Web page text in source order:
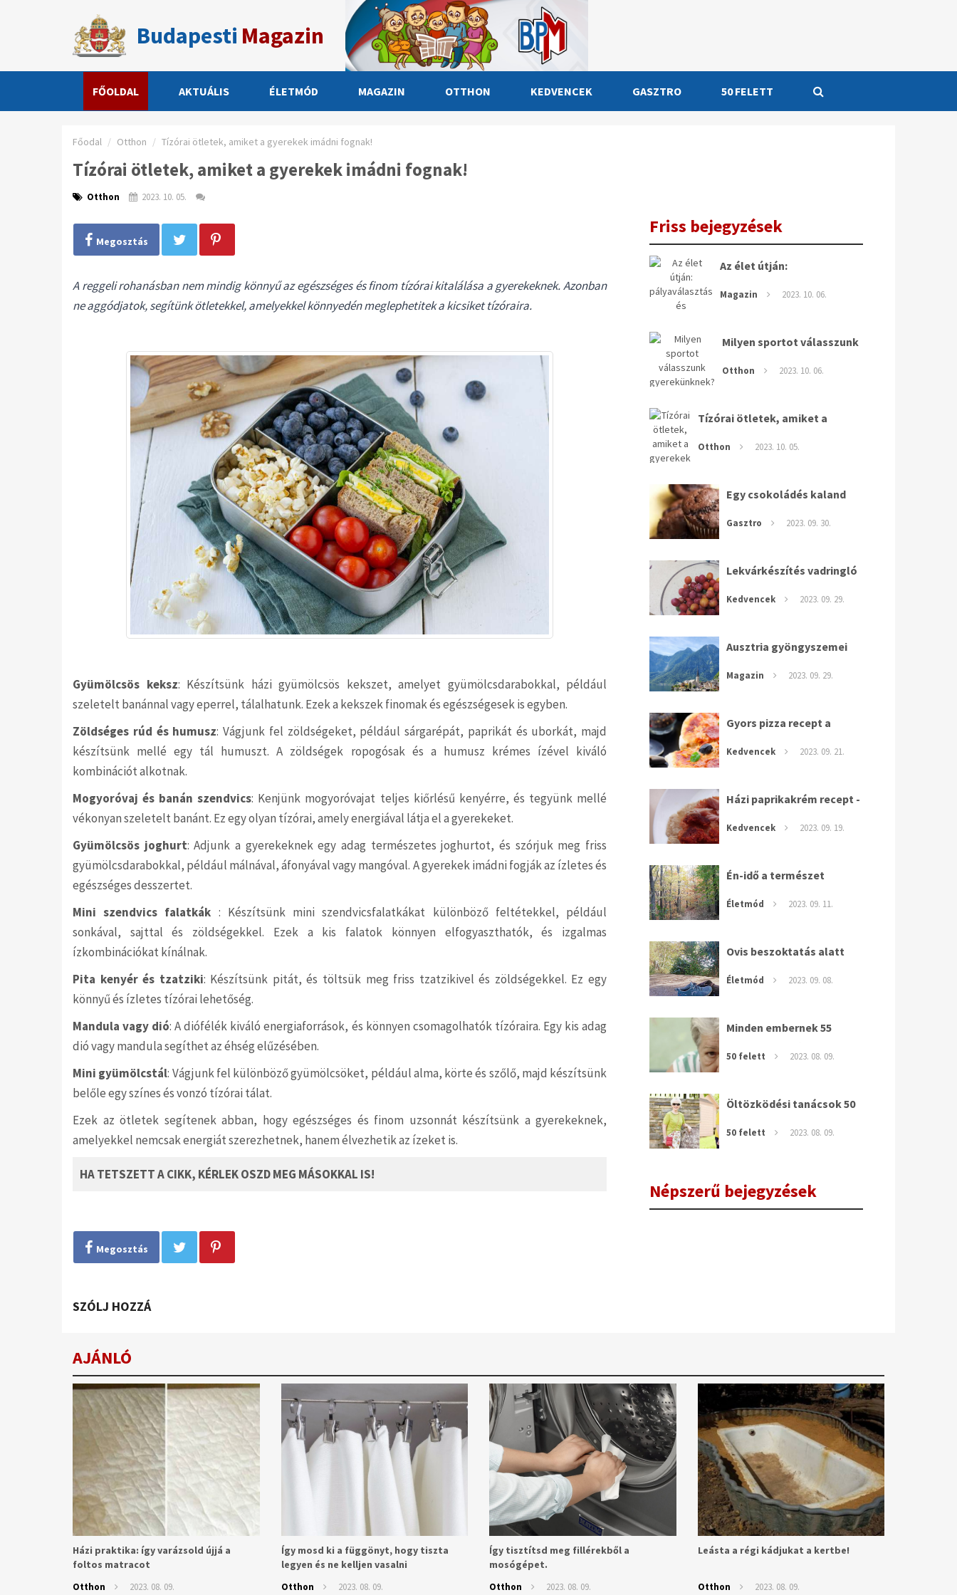
Budapesti Magazin
FŐOLDAL AKTUÁLIS ÉLETMÓD MAGAZIN OTTHON KEDVENCEK GASZTRO 50 FELETT
Főodal Otthon Tízórai ötletek, amiket a gyerekek imádni fognak!
Tízórai ötletek, amiket a gyerekek imádni fognak!
Otthon 2023. 10. 05.
Megosztás
A reggeli rohanásban nem mindig könnyű az egészséges és finom tízórai kitalálása a gyerekeknek. Azonban
ne aggódjatok, segítünk ötletekkel, amelyekkel könnyedén meglephetitek a kicsiket tízóraira.
Gyümölcsös keksz: Készítsünk házi gyümölcsös kekszet, amelyet gyümölcsdarabokkal, például
szeletelt banánnal vagy eperrel, tálalhatunk. Ezek a kekszek finomak és egészségesek is egyben.
Zöldséges rúd és humusz: Vágjunk fel zöldségeket, például sárgarépát, paprikát és uborkát, majd
készítsünk mellé egy tál humuszt. A zöldségek ropogósak és a humusz krémes ízével kiváló
kombinációt alkotnak.
Mogyoróvaj és banán szendvics: Kenjünk mogyoróvajat teljes kiőrlésű kenyérre, és tegyünk mellé
vékonyan szeletelt banánt. Ez egy olyan tízórai, amely energiával látja el a gyerekeket.
Gyümölcsös joghurt: Adjunk a gyerekeknek egy adag természetes joghurtot, és szórjuk meg friss
gyümölcsdarabokkal, például málnával, áfonyával vagy mangóval. A gyerekek imádni fogják az ízletes és
egészséges desszertet.
Mini szendvics falatkák : Készítsünk mini szendvicsfalatkákat különböző feltétekkel, például
sonkával, sajttal és zöldségekkel. Ezek a kis falatok könnyen elfogyaszthatók, és izgalmas
ízkombinációkat kínálnak.
Pita kenyér és tzatziki: Készítsünk pitát, és töltsük meg friss tzatzikivel és zöldségekkel. Ez egy
könnyű és ízletes tízórai lehetőség.
Mandula vagy dió: A diófélék kiváló energiaforrások, és könnyen csomagolhatók tízóraira. Egy kis adag
dió vagy mandula segíthet az éhség elűzésében.
Mini gyümölcstál: Vágjunk fel különböző gyümölcsöket, például alma, körte és szőlő, majd készítsünk
belőle egy színes és vonzó tízórai tálat.
Ezek az ötletek segítenek abban, hogy egészséges és finom uzsonnát készítsünk a gyerekeknek,
amelyekkel nemcsak energiát szerezhetnek, hanem élvezhetik az ízeket is.
HA TETSZETT A CIKK, KÉRLEK OSZD MEG MÁSOKKAL IS!
Megosztás
SZÓLJ HOZZÁ
Friss bejegyzések
Az élet útján:
Magazin 2023. 10. 06.
Milyen sportot válasszunk
Otthon 2023. 10. 06.
Tízórai ötletek, amiket a
Otthon 2023. 10. 05.
Egy csokoládés kaland
Gasztro 2023. 09. 30.
Lekvárkészítés vadringló
Kedvencek 2023. 09. 29.
Ausztria gyöngyszemei
Magazin 2023. 09. 29.
Gyors pizza recept a
Kedvencek 2023. 09. 21.
Házi paprikakrém recept -
Kedvencek 2023. 09. 19.
Én-idő a természet
ölelésében
Életmód 2023. 09. 11.
Ovis beszoktatás alatt
sportolni? Noormális?
Életmód 2023. 09. 08.
Minden embernek 55
50 felett 2023. 08. 09.
Öltözködési tanácsok 50
50 felett 2023. 08. 09.
Népszerű bejegyzések
AJÁNLÓ
Házi praktika: így varázsold újjá a
foltos matracot
Otthon 2023. 08. 09.
Így mosd ki a függönyt, hogy tiszta
legyen és ne kelljen vasalni
Otthon 2023. 08. 09.
Így tisztítsd meg fillérekből a
mosógépet.
Otthon 2023. 08. 09.
Leásta a régi kádjukat a kertbe!
Otthon 2023. 08. 09.